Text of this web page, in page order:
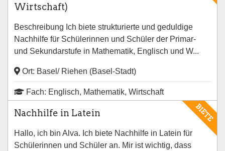
Wirtschaft)
Beschreibung Ich biete strukturierte und geduldige
Nachhilfe für Schülerinnen und Schüler der Primar-
und Sekundarstufe in Mathematik, Englisch und W...
Ort: Basel/ Riehen (Basel-Stadt)
Fach: Englisch, Mathematik, Wirtschaft
BIETE
Nachhilfe in Latein
Hallo, ich bin Alva. Ich biete Nachhilfe in Latein für
Schülerinnen und Schüler an. Mir ist wichtig, dass